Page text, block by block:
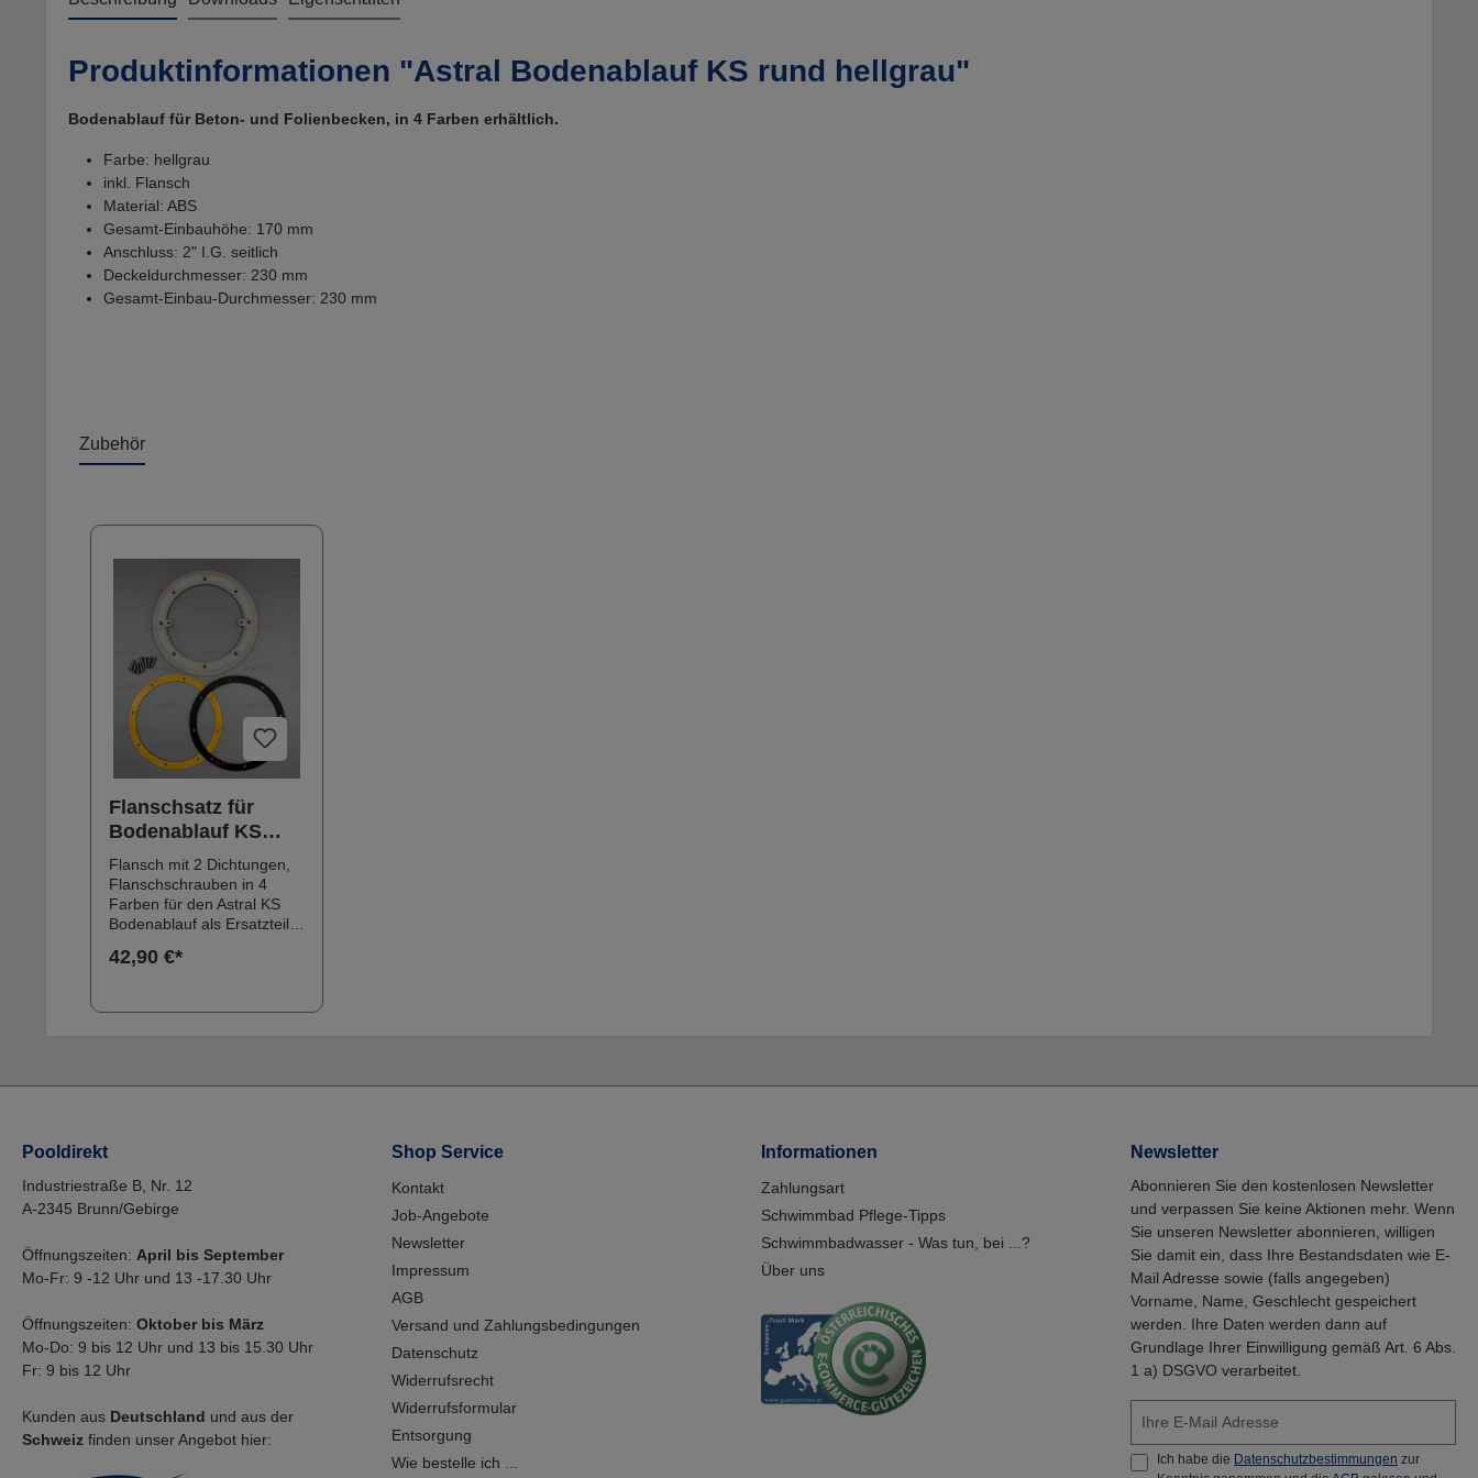
Produktinformationen "Astral Bodenablauf KS rund hellgrau"
Bodenablauf für Beton- und Folienbecken, in 4 Farben erhältlich.
Farbe: hellgrau
inkl. Flansch
Material: ABS
Gesamt-Einbauhöhe: 170 mm
Anschluss: 2" I.G. seitlich
Deckeldurchmesser: 230 mm
Gesamt-Einbau-Durchmesser: 230 mm
Zubehör
Flanschsatz für
Bodenablauf KS
groß hellgrau
Flansch mit 2 Dichtungen,
Flanschschrauben in 4
Farben für den Astral KS
Bodenablauf als Ersatzteil.
Deckel passt nicht in den
Farbe: hellgrau
Lochkreis Flansch: ca. 189
m Dicke Flansch: ca. 10
42,90 €*
Pooldirekt
Industriestraße B, Nr. 12
A-2345 Brunn/Gebirge
Öffnungszeiten: April bis September
Mo-Fr: 9 -12 Uhr und 13 -17.30 Uhr
Öffnungszeiten: Oktober bis März
Mo-Do: 9 bis 12 Uhr und 13 bis 15.30 Uhr
Fr: 9 bis 12 Uhr
Kunden aus Deutschland und aus der
Schweiz finden unser Angebot hier:
Shop Service
Kontakt
Job-Angebote
Newsletter
Impressum
AGB
Versand und Zahlungsbedingungen
Datenschutz
Widerrufsrecht
Widerrufsformular
Entsorgung
Wie bestelle ich ...
Informationen
Zahlungsart
Schwimmbad Pflege-Tipps
Schwimmbadwasser - Was tun, bei ...?
Über uns
Newsletter
Abonnieren Sie den kostenlosen Newsletter
und verpassen Sie keine Aktionen mehr. Wenn
Sie unseren Newsletter abonnieren, willigen
Sie damit ein, dass Ihre Bestandsdaten wie E-
Mail Adresse sowie (falls angegeben)
Vorname, Name, Geschlecht gespeichert
werden. Ihre Daten werden dann auf
Grundlage Ihrer Einwilligung gemäß Art. 6 Abs.
1 a) DSGVO verarbeitet.
Ich habe die Datenschutzbestimmungen zur